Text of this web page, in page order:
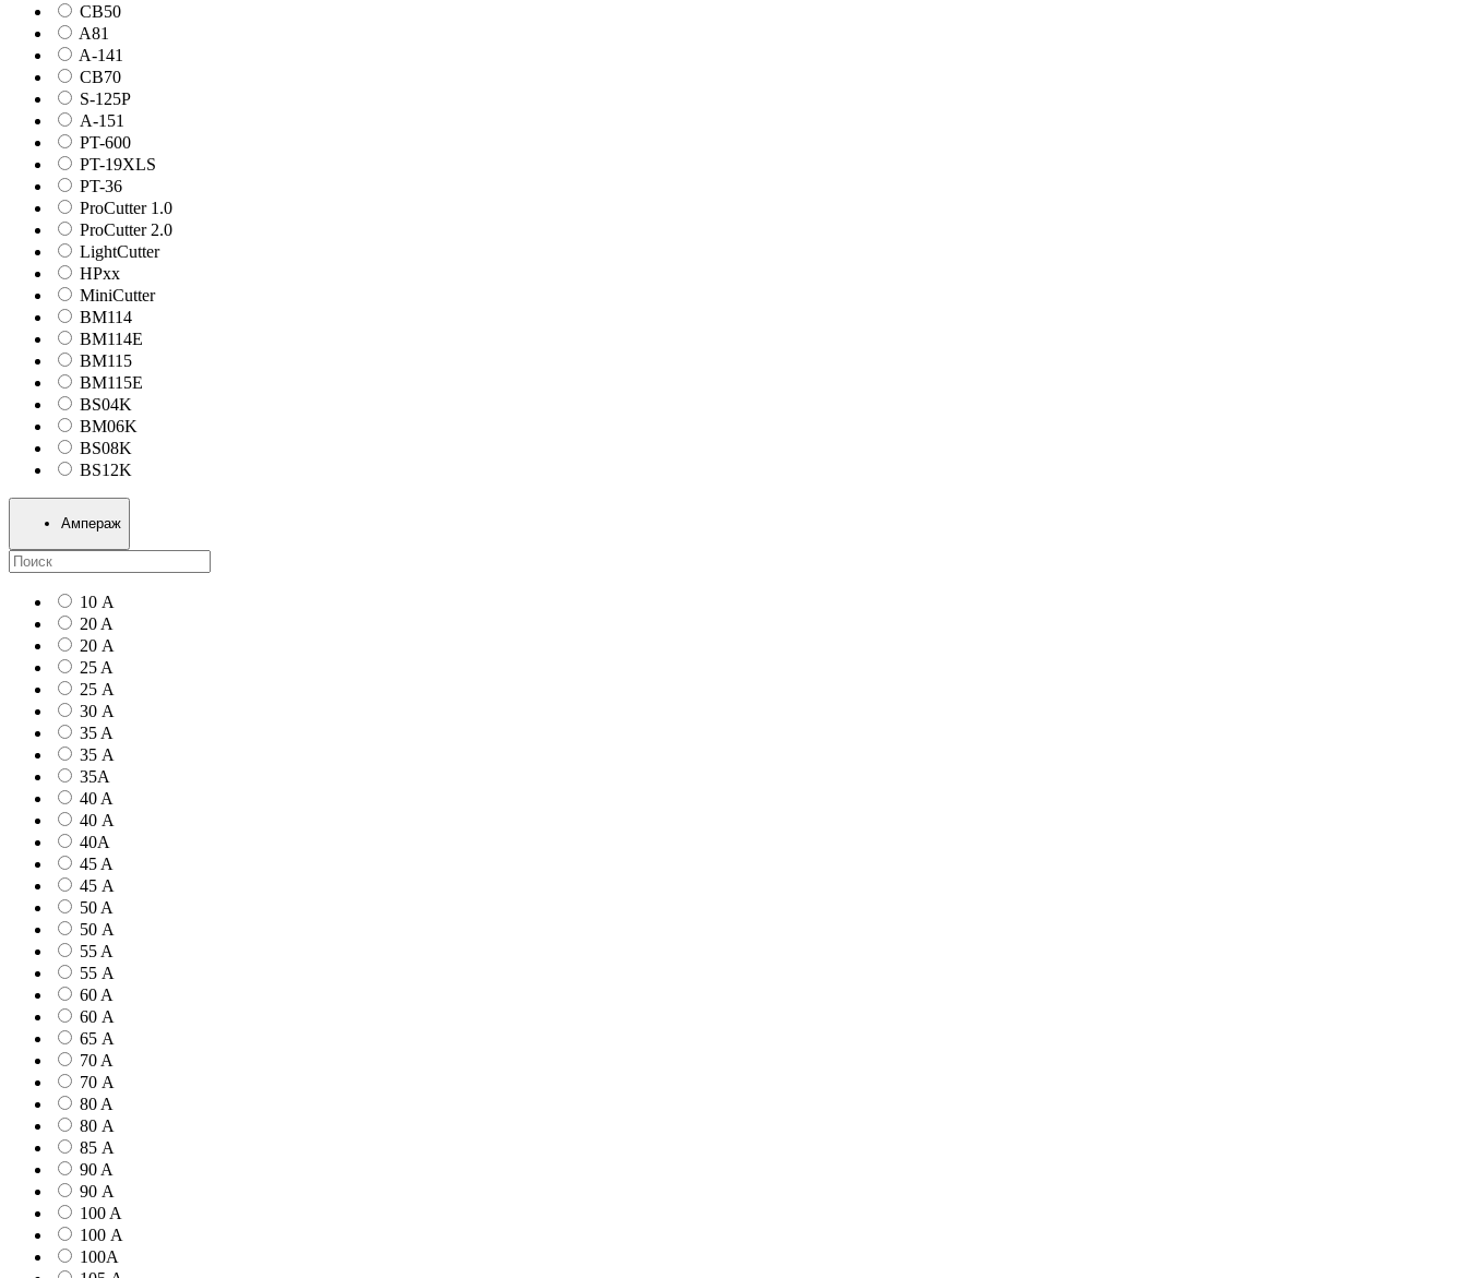
СВ50
A81
A-141
СВ70
S-125P
А-151
PT-600
PT-19XLS
PT-36
ProCutter 1.0
ProCutter 2.0
LightCutter
HPxx
MiniCutter
BM114
BM114E
BM115
BM115E
BS04K
BM06K
BS08K
BS12K
Ампераж
10 А
20 A
20 А
25 A
25 А
30 А
35 A
35 А
35А
40 A
40 А
40А
45 A
45 А
50 A
50 А
55 A
55 А
60 A
60 А
65 А
70 A
70 А
80 A
80 А
85 А
90 A
90 А
100 A
100 А
100А